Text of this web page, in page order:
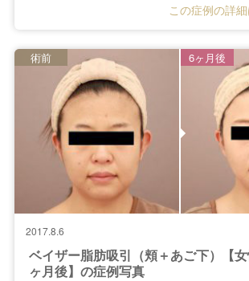
この症例の詳
2017.8.6
ベイザー脂肪吸引（頬＋あご下）【
ヶ月後】の症例写真
術前 6ヶ月後